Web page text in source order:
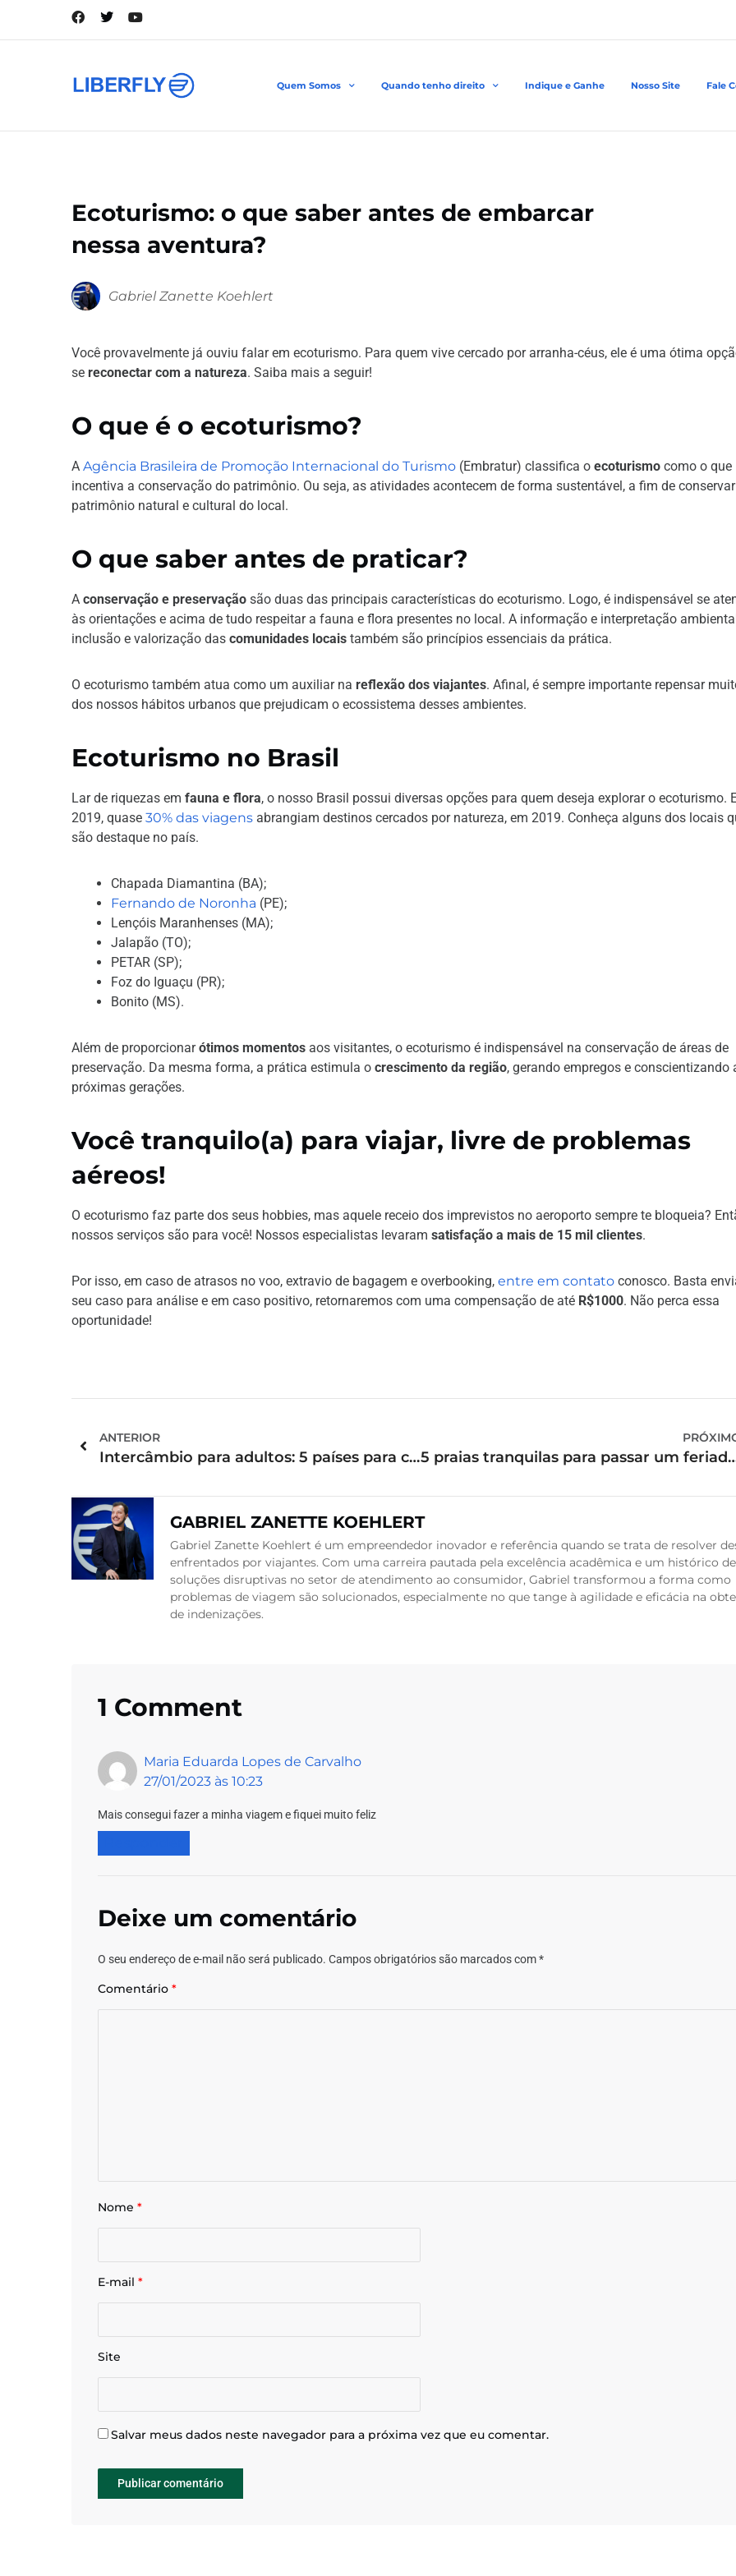
Quem Somos Quando tenho direito Indique e Ganhe Nosso Site Fale
Ecoturismo: o que saber antes de embarcar
nessa aventura?
Gabriel Zanette Koehlert
Você provavelmente já ouviu falar em ecoturismo. Para quem vive cercado por arranha-céus, ele é uma ótima
se reconectar com a natureza. Saiba mais a seguir!
O que é o ecoturismo?
A Agência Brasileira de Promoção Internacional do Turismo (Embratur) classifica o ecoturismo como o que
incentiva a conservação do patrimônio. Ou seja, as atividades acontecem de forma sustentável, a fim de
patrimônio natural e cultural do local.
O que saber antes de praticar?
A conservação e preservação são duas das principais características do ecoturismo. Logo, é indispensável se
às orientações e acima de tudo respeitar a fauna e flora presentes no local. A informação e interpretação
inclusão e valorização das comunidades locais também são princípios essenciais da prática.
O ecoturismo também atua como um auxiliar na reflexão dos viajantes. Afinal, é sempre importante repensar
dos nossos hábitos urbanos que prejudicam o ecossistema desses ambientes.
Ecoturismo no Brasil
Lar de riquezas em fauna e flora, o nosso Brasil possui diversas opções para quem deseja explorar o ecoturismo.
2019, quase 30% das viagens abrangiam destinos cercados por natureza, em 2019. Conheça alguns dos locais
são destaque no país.
Chapada Diamantina (BA);
Fernando de Noronha (PE);
Lençóis Maranhenses (MA);
Jalapão (TO);
PETAR (SP);
Foz do Iguaçu (PR);
Bonito (MS).
Além de proporcionarótimos momentos aos visitantes, o ecoturismo é indispensável na conservação de áreas de
preservação. Da mesma forma, a prática estimula o crescimento da região, gerando empregos e conscientizando
próximas gerações.
Você tranquilo(a) para viajar, livre de problemas
aéreos!
O ecoturismo faz parte dos seus hobbies, mas aquele receio dos imprevistos no aeroporto sempre te bloqueia?
nossos serviços são para você! Nossos especialistas levaram satisfação a mais de 15 mil clientes.
Por isso, em caso de atrasos no voo, extravio de bagagem e overbooking, entre em contato conosco. Basta
seu caso para análise e em caso positivo, retornaremos com uma compensação de até R$1000. Não perca essa
oportunidade!
ANTERIOR
Intercâmbio para adultos: 5 países para conhecer 5 praias tranquilas
GABRIEL ZANETTE KOEHLERT
Gabriel Zanette Koehlert é um empreendedor inovador e referência quando se trata de resolver
enfrentados por viajantes. Com uma carreira pautada pela excelência acadêmica e um histórico de
soluções disruptivas no setor de atendimento ao consumidor, Gabriel transformou a forma como
problemas de viagem são solucionados, especialmente no que tange à agilidade e eficácia na
de indenizações.
1 Comment
Maria Eduarda Lopes de Carvalho
27/01/2023 às 10:23
Mais consegui fazer a minha viagem e fiquei muito feliz
Deixe um comentário
O seu endereço de e-mail não será publicado. Campos obrigatórios são marcados com*
Comentário *
Nome *
E-mail *
Site
Salvar meus dados neste navegador para a próxima vez que eu comentar.